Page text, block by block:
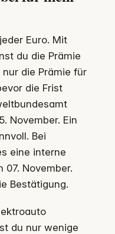
Euro. Mit
du die Prämie
die Prämie für
die Frist
November. Ein
Bei
eine interne
07. November.
Bestätigung.
du nur wenige